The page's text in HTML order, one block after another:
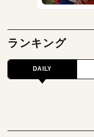
ランキング
DAILY